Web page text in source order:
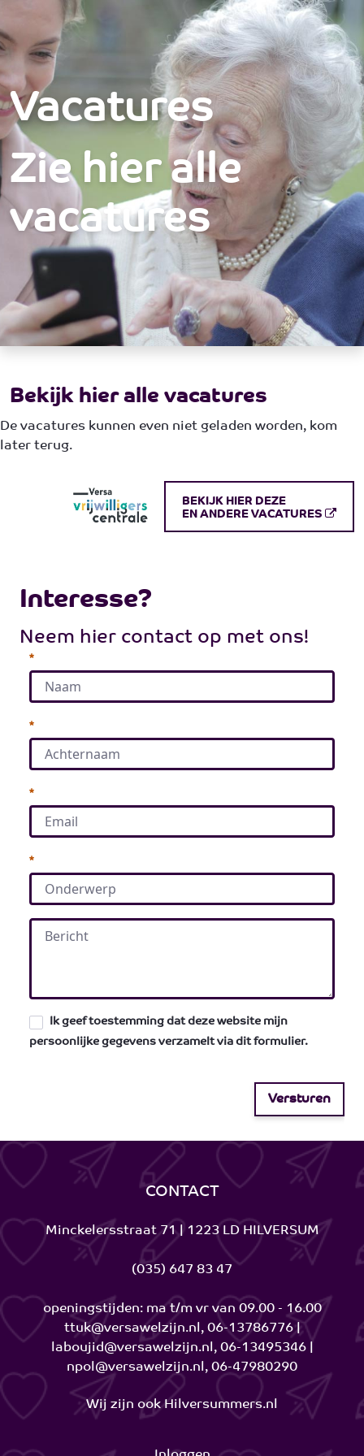
Hulp & Advies
Welzijn
Activiteiten
Wonen
Bij jooZ
Participanten
Vacatures
Contact
Vacatures - St. Joseph
Vacatures
Zie hier alle
vacatures
Bekijk hier alle vacatures
De vacatures kunnen even niet geladen worden, kom
later terug.
BEKIJK HIER DEZE
EN ANDERE VACATURES
Interesse?
​​​​​​​Neem hier contact op met ons!
Ik geef toestemming dat deze website mijn
persoonlijke gegevens verzamelt via dit formulier.
Versturen
CONTACT
Minckelersstraat 71 | 1223 LD HILVERSUM
(035) 647 83 47
openingstijden: ma t/m vr van 09.00 - 16.00
ttuk@versawelzijn.nl, 06-13786776 |
laboujid@versawelzijn.nl, 06-13495346 |
npol@versawelzijn.nl, 06-47980290
Wij zijn ookHilversummers.nl